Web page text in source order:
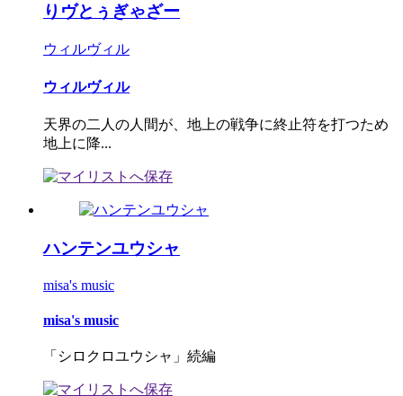
りヴとぅぎゃざー
ウィルヴィル
ウィルヴィル
天界の二人の人間が、地上の戦争に終止符を打つため
地上に降...
ハンテンユウシャ
misa's music
misa's music
「シロクロユウシャ」続編